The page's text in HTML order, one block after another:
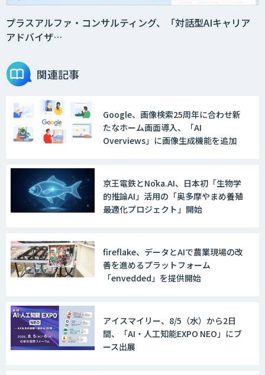
法人向けAIドライブレコーダー「ナウ
物流チェッカー
AI 受託開発・導入支援
AI・DXコンサルティング伴走支援サービ
ス
プラスアルファ・コンサルティング、「対話型AIキャリア
アドバイザ…
関連記事
Google、画像検索25周年に合わせ新
たなホーム画面導入、「AI
Overviews」に画像生成機能を追加
京王電鉄とNōka.AI、日本初「生物学
的推論AI」活用の「奥多摩やまめ養殖
最適化プロジェクト」開始
fireflake、データとAIで農業現場の改
善を進めるプラットフォーム
「envedded」を提供開始
アイスマイリー、8/5（水）から2日
間、「AI・人工知能EXPO NEO」にブ
ース出展